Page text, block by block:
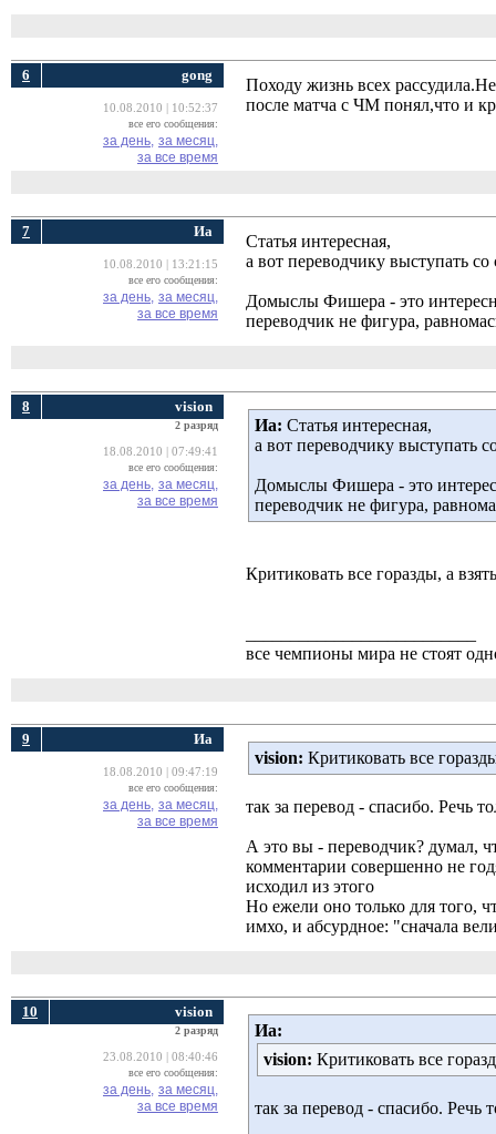
6 gong
10.08.2010 | 10:52:37
все его сообщения:
за день, за месяц,
за все время
Походу жизнь всех
после матча с ЧМ понял,что и
7 Иа
10.08.2010 | 13:21:15
все его сообщения:
за день, за месяц,
за все время
Статья интересная,
а вот переводчику выступать
Домыслы Фишера - это
переводчик не фигура,
8 vision
2 разряд
18.08.2010 | 07:49:41
все его сообщения:
за день, за месяц,
за все время
Иа: Статья интересная,
а вот переводчику выступать
Домыслы Фишера - это
переводчик не фигура,
Критиковать все горазды, а
все чемпионы мира не стоят
9 Иа
18.08.2010 | 09:47:19
все его сообщения:
за день, за месяц,
за все время
vision: Критиковать все
так за перевод - спасибо. Речь
А это вы - переводчик? думал,
комментарии совершенно не
исходил из этого
Но ежели оно только для того,
имхо, и абсурдное: "сначала
10 vision
2 разряд
23.08.2010 | 08:40:46
все его сообщения:
за день, за месяц,
за все время
Иа:
vision: Критиковать все
так за перевод - спасибо. Речь